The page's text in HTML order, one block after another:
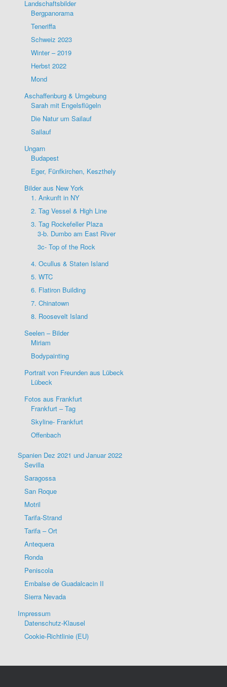
Landschaftsbilder
Bergpanorama
Teneriffa
Schweiz 2023
Winter – 2019
Herbst 2022
Mond
Aschaffenburg & Umgebung
Sarah mit Engelsflügeln
Die Natur um Sailauf
Sailauf
Ungarn
Budapest
Eger, Fünfkirchen, Keszthely
Bilder aus New York
1. Ankunft in NY
2. Tag Vessel & High Line
3. Tag Rockefeller Plaza
3-b. Dumbo am East River
3c- Top of the Rock
4. Ocullus & Staten Island
5. WTC
6. Flatiron Building
7. Chinatown
8. Roosevelt Island
Seelen – Bilder
Miriam
Bodypainting
Portrait von Freunden aus Lübeck
Lübeck
Fotos aus Frankfurt
Frankfurt – Tag
Skyline- Frankfurt
Offenbach
Spanien Dez 2021 und Januar 2022
Sevilla
Saragossa
San Roque
Motril
Tarifa-Strand
Tarifa – Ort
Antequera
Ronda
Peniscola
Embalse de Guadalcacin II
Sierra Nevada
Impressum
Datenschutz-Klausel
Cookie-Richtlinie (EU)